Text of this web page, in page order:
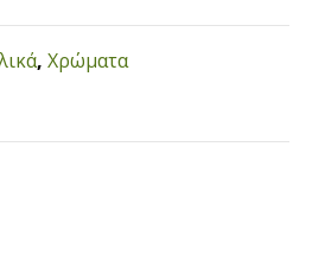
, Χρώματα